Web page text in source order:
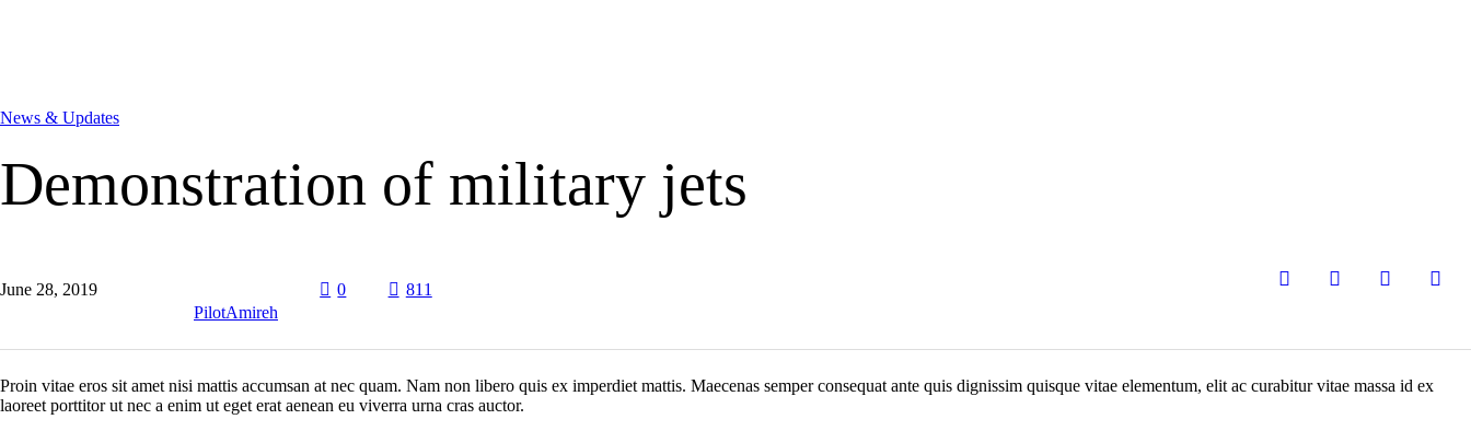
News & Updates
Demonstration of military jets
June 28, 2019
PilotAmireh
0 811
Proin vitae eros sit amet nisi mattis accumsan at nec quam. Nam non libero quis ex imperdiet mattis. Maecenas semper consequat ante quis dignissim quisque vitae elementum, elit ac curabitur vitae massa id ex
laoreet porttitor ut nec a enim ut eget erat aenean eu viverra urna cras auctor.